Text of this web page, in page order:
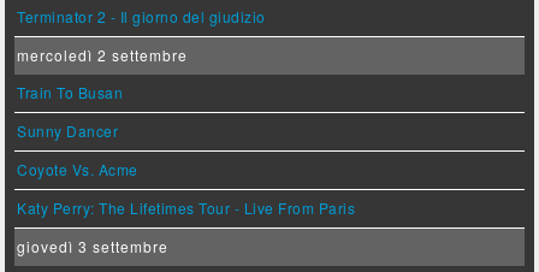
Terminator 2 - Il giorno del giudizio
mercoledì 2 settembre
Train To Busan
Sunny Dancer
Coyote Vs. Acme
Katy Perry: The Lifetimes Tour - Live From Paris
giovedì 3 settembre